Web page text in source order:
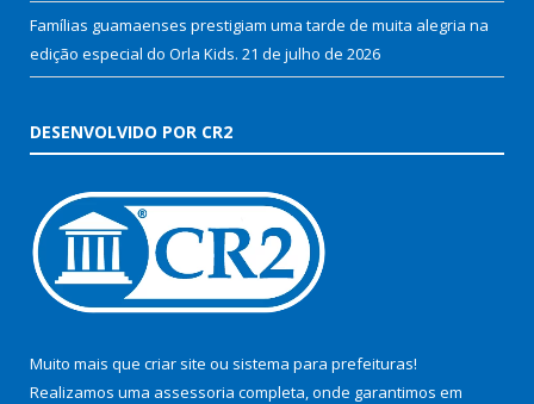
Famílias guamaenses prestigiam uma tarde de muita alegria na
edição especial do Orla Kids. 21 de julho de 2026
DESENVOLVIDO POR CR2
Muito mais que criar site ou sistema para prefeituras!
Realizamos uma assessoria completa, onde garantimos em